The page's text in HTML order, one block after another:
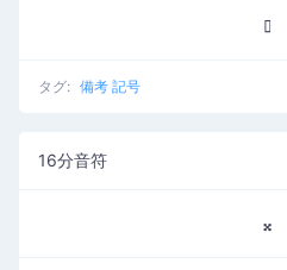
𝄦
タグ: 備考 記号
16分音符
𝄪